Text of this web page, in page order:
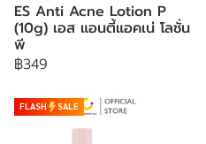
ES Anti Acne Lotion P
(10g) เอส แอนตี้แอคเน่ โลชั่น
พี
฿349
FLASH SALE